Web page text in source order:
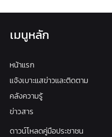
เมนูหลัก
หน้าแรก
แจ้งเบาะแสข่าวและติดตาม
คลังความรู้
ข่าวสาร
ดาวน์โหลดคู่มือประชาชน